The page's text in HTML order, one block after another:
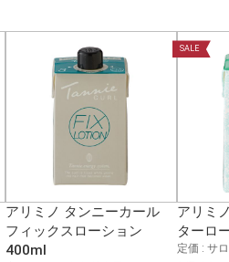
アリミノ タンニーカール
フィックスローション
400ml
SALE
アリミ
ターロ
定価 : サ